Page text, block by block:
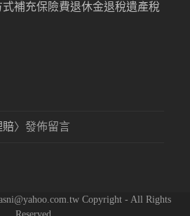
式補充保險費退休金退稅遺產稅
賠〉發佈留言
Copyright - All Rights